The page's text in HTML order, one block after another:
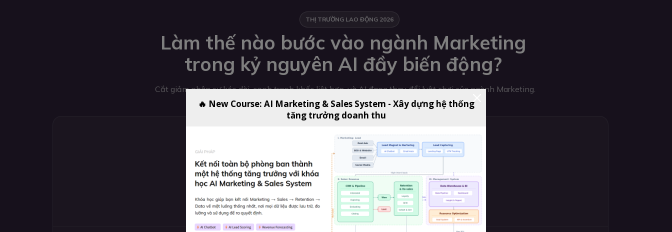
Làm thế nào bước vào ngành Marketing
trong kỷ nguyên AI đầy biến động?
Cắt giảm nhân sự kéo dài, cạnh tranh khốc liệt hơn, và AI đang thay đổi luật chơi của ngành Marketing.
THỊ TRƯỜNG LAO ĐỘNG 2026
🔥 New Course: AI Marketing & Sales System - Xây dựng hệ thống
tăng trưởng doanh thu